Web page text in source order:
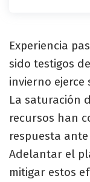
Experiencia
sido testigos
invierno
La saturación
recursos han
respuesta
Adelantar el
mitigar estos